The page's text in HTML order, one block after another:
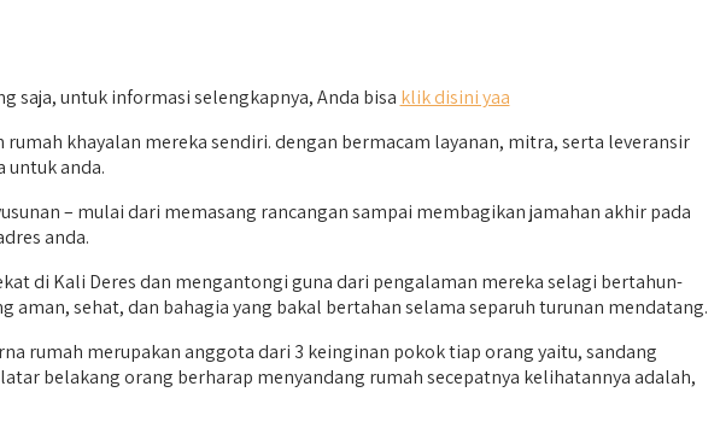
saja, untuk informasi selengkapnya, Anda bisa klik disini yaa
khayalan mereka sendiri. dengan bermacam layanan, mitra, serta leveransir
untuk anda.
– mulai dari memasang rancangan sampai membagikan jamahan akhir pada
anda.
di Kali Deres dan mengantongi guna dari pengalaman mereka selagi bertahun-
sehat, dan bahagia yang bakal bertahan selama separuh turunan mendatang.
rumah merupakan anggota dari 3 keinginan pokok tiap orang yaitu, sandang
belakang orang berharap menyandang rumah secepatnya kelihatannya adalah,